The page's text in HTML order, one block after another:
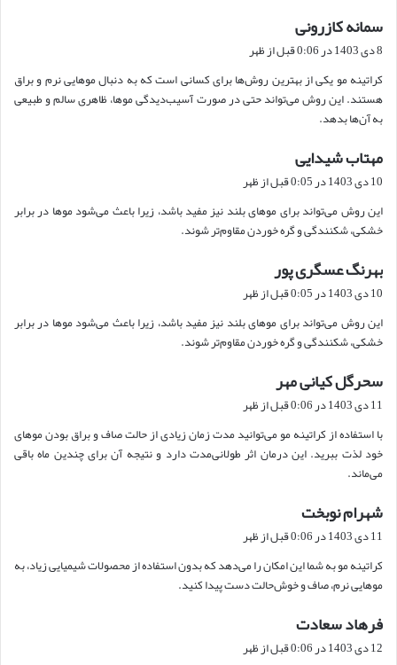
سمانه کازرونیف
ت
:
8 دی 1403 در 0:06 قبل از ظهر
کراتینه مو یکی از بهترین روش‌ها برای کسانی است که به دنبال موهایی نرم و براق
هستند. این روش می‌تواند حتی در صورت آسیب‌دیدگی موها، ظاهری سالم و طبیعی
به آن‌ها بدهد.
مهتاب شیداییف
:
10 دی 1403 در 0:05 قبل از ظهر
این روش می‌تواند برای موهای بلند نیز مفید باشد، زیرا باعث می‌شود موها در برابر
خشکی، شکنندگی و گره خوردن مقاوم‌تر شوند.
بهرنگ عسگری پور
ت
:
10 دی 1403 در 0:05 قبل از ظهر
این روش می‌تواند برای موهای بلند نیز مفید باشد، زیرا باعث می‌شود موها در برابر
خشکی، شکنندگی و گره خوردن مقاوم‌تر شوند.
سحرگل کیانی مهر
ت
:
11 دی 1403 در 0:06 قبل از ظهر
با استفاده از کراتینه مو می‌توانید مدت زمان زیادی از حالت صاف و براق بودن موهای
خود لذت ببرید. این درمان اثر طولانی‌مدت دارد و نتیجه آن برای چندین ماه باقی
می‌ماند.
شهرام نوبختف
:
11 دی 1403 در 0:06 قبل از ظهر
کراتینه مو به شما این امکان را می‌دهد که بدون استفاده از محصولات شیمیایی زیاد، به
موهایی نرم، صاف و خوش‌حالت دست پیدا کنید.
فرهاد سعادتف
12 دی 1403 در 0:06 قبل از ظهر